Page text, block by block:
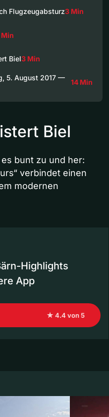
Flugzeugabsturz3 Min
Biel3 Min
5. August 2017 —
14 Min
Biel
bunt zu und her:
verbindet einen
modernen
Highlights
App
★ 4.4 von 5